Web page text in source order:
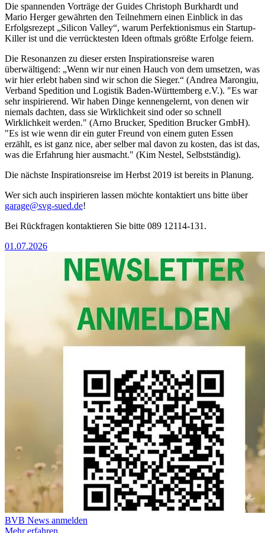
Die spannenden Vorträge der Guides Christoph Burkhardt und
Mario Herger gewährten den Teilnehmern einen Einblick in das
Erfolgsrezept „Silicon Valley“, warum Perfektionismus ein Startup-
Killer ist und die verrücktesten Ideen oftmals größte Erfolge feiern.
Die Resonanzen zu dieser ersten Inspirationsreise waren
überwältigend: „Wenn wir nur einen Hauch von dem umsetzen, was
wir hier erlebt haben sind wir schon die Sieger.“ (Andrea Marongiu,
Verband Spedition und Logistik Baden-Württemberg e.V.). "Es war
sehr inspirierend. Wir haben Dinge kennengelernt, von denen wir
niemals dachten, dass sie Wirklichkeit sind oder so schnell
Wirklichkeit werden." (Arno Brucker, Spedition Brucker GmbH).
"Es ist wie wenn dir ein guter Freund von einem guten Essen
erzählt, es ist ganz nice, aber selber mal davon zu kosten, das ist das,
was die Erfahrung hier ausmacht." (Kim Nestel, Selbstständig).
Die nächste Inspirationsreise im Herbst 2019 ist bereits in Planung.
Wer sich auch inspirieren lassen möchte kontaktiert uns bitte über
garage@svg-sued.de!
Bei Rückfragen kontaktieren Sie bitte 089 12114-131.
01.07.2026
BVB News anmelden
Mehr erfahren